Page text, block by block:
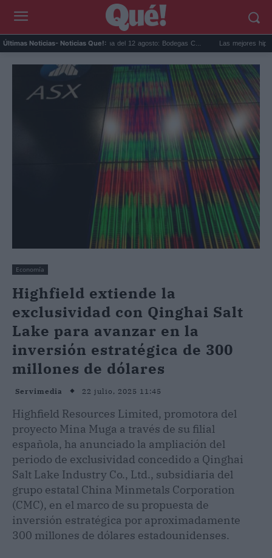
Últimas Noticias- Noticias Que!:
Eclipse solar en Cariñena del 12 agosto: Bodegas C... Las mejores hipotecas
Economía
Highfield extiende la
exclusividad con Qinghai Salt
Lake para avanzar en la
inversión estratégica de 300
millones de dólares
Servimedia 22 julio, 2025 11:45
Highfield Resources Limited, promotora del
proyecto Mina Muga a través de su filial
española, ha anunciado la ampliación del
periodo de exclusividad concedido a Qinghai
Salt Lake Industry Co., Ltd., subsidiaria del
grupo estatal China Minmetals Corporation
(CMC), en el marco de su propuesta de
inversión estratégica por aproximadamente
300 millones de dólares estadounidenses.